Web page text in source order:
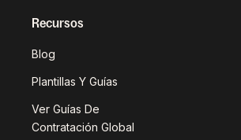
Recursos
Blog
Plantillas Y Guías
Ver Guías De
Contratación Global